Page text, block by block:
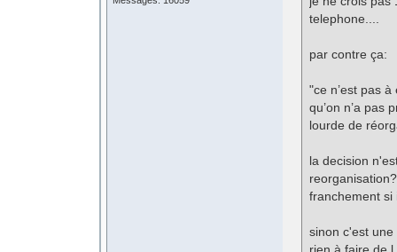
telephone....
par contre ça:
"ce n’est pas
qu’on n’a pas
lourde de
la decision
franchement si
sinon c'est